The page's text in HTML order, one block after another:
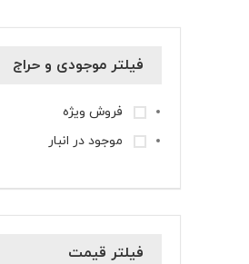
فیلتر موجودی و حراج
فروش ویژه
موجود در انبار
فیلتر قیمت